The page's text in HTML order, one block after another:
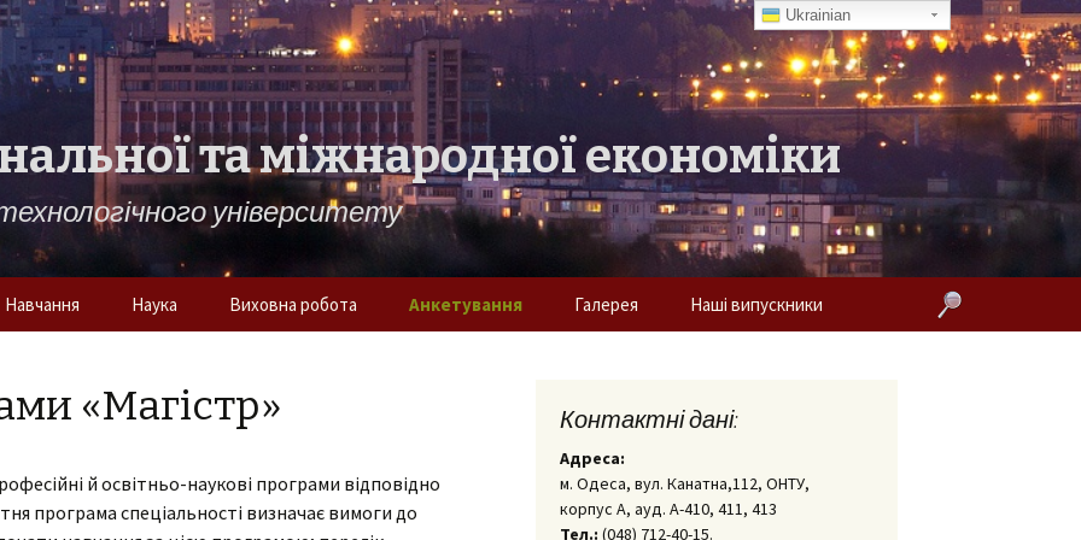
та міжнародної економіки
університету
Навчання
Навчальні плани.
Навчальні плани.
Наука
Робота над
дисертаціями
Наукові публікації
Виховна робота Анкетування Галерея
Відео
Наші випускники Пошук:
«Магістр»
й освітньо-наукові програми відповідно
програма спеціальності визначає вимоги до
Контактні дані:
Адреса:
м. Одеса, вул. Канатна,112, ОНТУ,
корпус А, ауд. А-410, 411, 413
Тел.: (048) 712-40-15.
Ukrainian